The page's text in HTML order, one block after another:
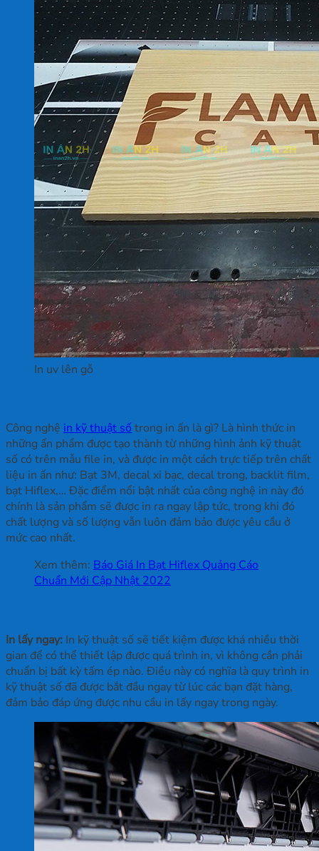
In uv lên gỗ
Công nghệ in kỹ thuật sốtrong in ấn là gì? Là hình thức in
những ấn phẩm được tạo thành từ những hình ảnh kỹ thuật
số có trên mẫu file in, và được in một cách trực tiếp trên chất
liệu in ấn như: Bạt 3M, decal xi bạc, decal trong, backlit film,
bạt Hiflex,… Đặc điểm nổi bật nhất của công nghệ in này đó
chính là sản phẩm sẽ được in ra ngay lập tức, trong khi đó
chất lượng và số lượng vẫn luôn đảm bảo được yêu cầu ở
mức cao nhất.
Xem thêm: Báo Giá In Bạt Hiflex Quảng Cáo
Chuẩn Mới Cập Nhật 2022
In lấy ngay: In kỹ thuật số sẽ tiết kiệm được khá nhiều thời
gian để có thể thiết lập được quá trình in, vì không cần phải
chuẩn bị bất kỳ tấm ép nào. Điều này có nghĩa là quy trình in
kỹ thuật số đã được bắt đầu ngay từ lúc các bạn đặt hàng,
đảm bảo đáp ứng được nhu cầu in lấy ngay trong ngày.